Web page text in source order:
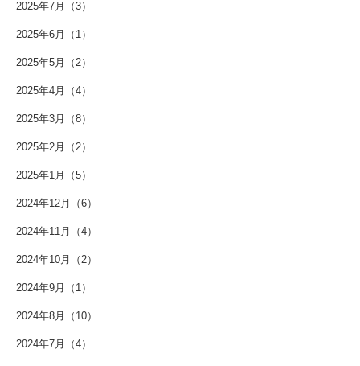
2025年7月（3）
2025年6月（1）
2025年5月（2）
2025年4月（4）
2025年3月（8）
2025年2月（2）
2025年1月（5）
2024年12月（6）
2024年11月（4）
2024年10月（2）
2024年9月（1）
2024年8月（10）
2024年7月（4）